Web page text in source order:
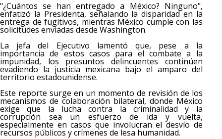
"¿Cuántos se han entregado a México? Ninguno",
enfatizó la Presidenta, señalando la disparidad en la
entrega de fugitivos, mientras México cumple con las
solicitudes enviadas desde Washington.
La jefa del Ejecutivo lamentó que, pese a la
importancia de estos casos para el combate a la
impunidad, los presuntos delincuentes continúen
evadiendo la justicia mexicana bajo el amparo del
territorio estadounidense.
Este reporte surge en un momento de revisión de los
mecanismos de colaboración bilateral, donde México
exige que la lucha contra la criminalidad y la
corrupción sea un esfuerzo de ida y vuelta,
especialmente en casos que involucran el desvío de
recursos públicos y crímenes de lesa humanidad.